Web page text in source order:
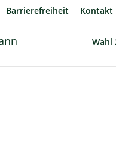
Barrierefreiheit Kontakt
Wahl